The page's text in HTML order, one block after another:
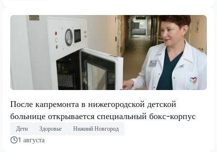
После капремонта в нижегородской детской
больнице открывается специальный бокс-корпус
Дети Здоровье Нижний Новгород
1 августа